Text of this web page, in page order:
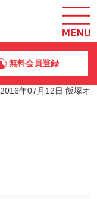
無料会員登録
2016年07月12日 飯塚オ